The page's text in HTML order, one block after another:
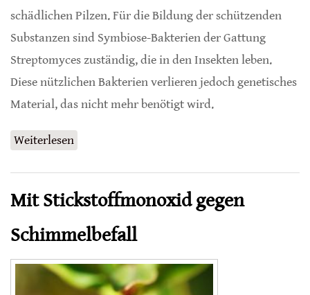
schädlichen Pilzen. Für die Bildung der schützenden
Substanzen sind Symbiose-Bakterien der Gattung
Streptomyces zuständig, die in den Insekten leben.
Diese nützlichen Bakterien verlieren jedoch genetisches
Material, das nicht mehr benötigt wird.
Weiterlesen
Mit Stickstoffmonoxid gegen
Schimmelbefall